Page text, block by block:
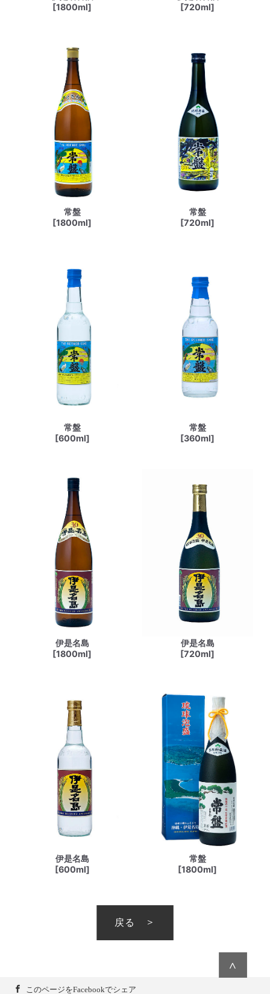
[1800ml]
[720ml]
常盤
[1800ml]
常盤
[720ml]
常盤
[600ml]
常盤
[360ml]
伊是名島
[1800ml]
伊是名島
[720ml]
伊是名島
[600ml]
常盤
[1800ml]
戻る
∧
このページをFacebookでシェア